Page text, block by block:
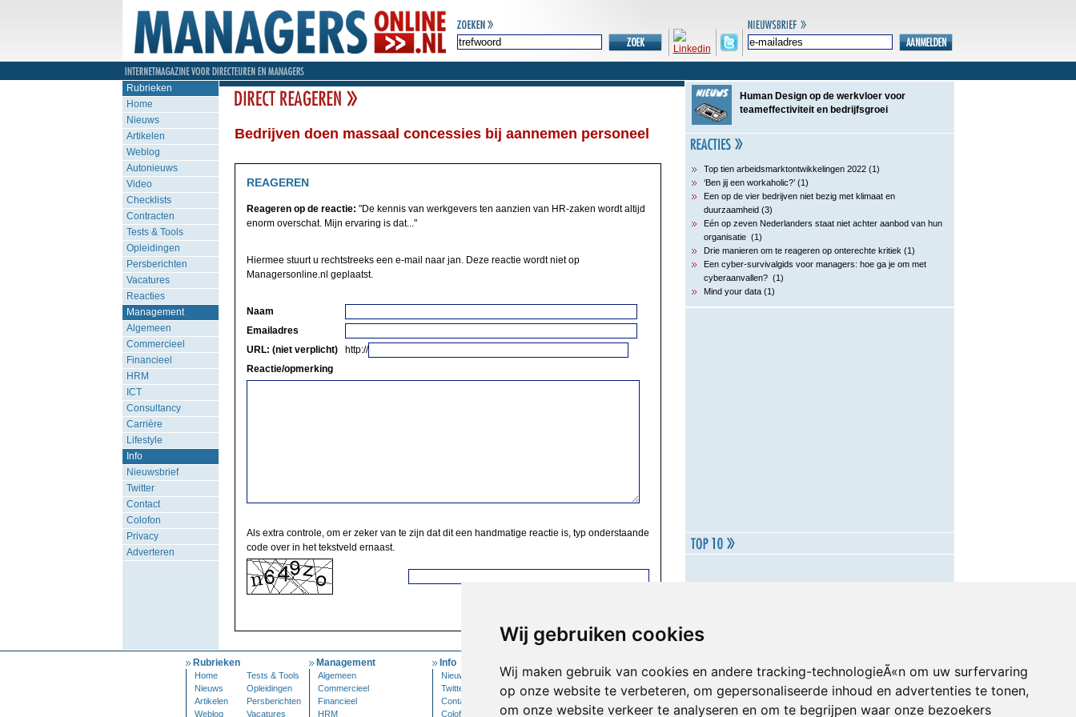
Wij gebruiken cookies
Wij maken gebruik van cookies en andere tracking-technologieÃ«n om uw surfervaring
op onze website te verbeteren, om gepersonaliseerde inhoud en advertenties te tonen,
om onze website verkeer te analyseren en om te begrijpen waar onze bezoekers
Rubrieken
Home
Nieuws
Artikelen
Weblog
Autonieuws
Video
Checklists
Contracten
Tests & Tools
Opleidingen
Persberichten
Vacatures
Reacties
Management
Algemeen
Commercieel
Financieel
HRM
ICT
Consultancy
Carrière
Lifestyle
Info
Nieuwsbrief
Twitter
Contact
Colofon
Privacy
Adverteren
Bedrijven doen massaal concessies bij aannemen personeel
REAGEREN
Reageren op de reactie: "De kennis van werkgevers ten aanzien van HR-zaken wordt altijd
enorm overschat. Mijn ervaring is dat..."
Hiermee stuurt u rechtstreeks een e-mail naar jan. Deze reactie wordt niet op
Managersonline.nl geplaatst.
Naam
Emailadres
URL: (niet verplicht)
http://
Reactie/opmerking
Als extra controle, om er zeker van te zijn dat dit een handmatige reactie is, typ onderstaande
code over in het tekstveld ernaast.
Human Design op de werkvloer voor
teameffectiviteit en bedrijfsgroei
Top tien arbeidsmarktontwikkelingen 2022 (1)
‘Ben jij een workaholic?’ (1)
Een op de vier bedrijven niet bezig met klimaat en
duurzaamheid (3)
Eén op zeven Nederlanders staat niet achter aanbod van hun
organisatie (1)
Drie manieren om te reageren op onterechte kritiek (1)
Een cyber-survivalgids voor managers: hoe ga je om met
cyberaanvallen? (1)
Mind your data (1)
Rubrieken
Home
Tests & Tools
Nieuws
Opleidingen
Artikelen
Persberichten
Weblog
Vacatures
Management
Algemeen
Commercieel
Financieel
HRM
Info
Nieuwsbrief
Twitter
Contact
Colofon
Inloggen